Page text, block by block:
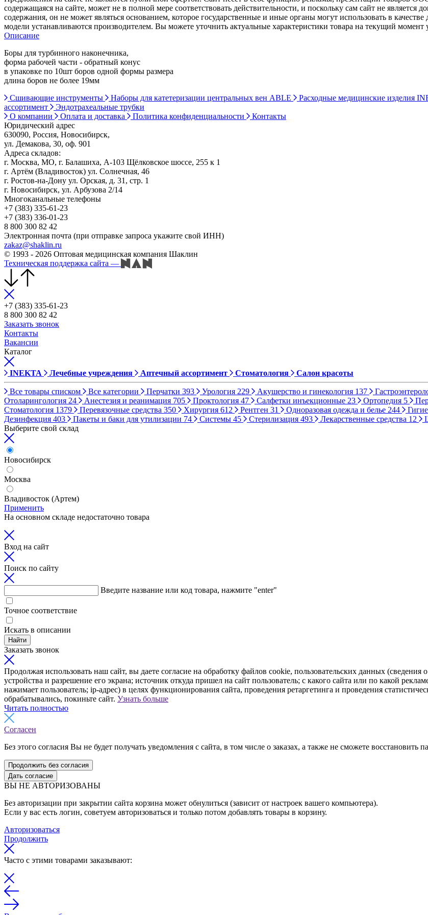
содержащаяся на сайте, может не в полной мере соответствовать действительности, и поскольку сам сайт не
содержания, он не может являться основанием, которое государственные и иные органы могут использовать в
модели устанавливаются производителем. Вы можете уточнить актуальные характеристики товара на текущий момент
Описание
Боры для турбинного наконечника,
форма рабочей части - обратный конус
в упаковке по 10шт боров одной формы размера
длина боров не более 19мм
Сшивающие инструменты
Наборы для катетеризации центральных вен ABLE Расходные медицинские изделия
ассортимент
Эндотрахеальные трубки
О компании
Оплата и доставка Политика конфиденциальности
Контакты
Юридический адрес
630090, Россия, Новосибирск,
ул. Демакова, 30, оф. 901
Адреса складов:
г. Москва, МО, г. Балашиха, А-103 Щёлковское шоссе, 255 к 1
г. Артём (Владивосток) ул. Солнечная, 46
г. Ростов-на-Дону ул. Орская, д. 31, стр. 1
г. Новосибирск, ул. Арбузова 2/14
Многоканальные телефоны
+7 (383) 335-61-23
+7 (383) 336-01-23
8 800 300 82 42
Электронная почта (при отправке запроса укажите свой ИНН)
zakaz@shaklin.ru
© 1993 - 2026 Оптовая медицинская компания Шаклин
Техническая поддержка сайта —
+7 (383) 335-61-23
8 800 300 82 42
Заказать звонок
Контакты
Вакансии
Каталог
INEKTA Лечебные учреждения Аптечный ассортимент Стоматология Салон красоты
Все товары списком Все категории Перчатки 393 Урология 229 Акушерство и гинекология 137
Отоларингология 24 Анестезия и реанимация 705 Проктология 47 Салфетки инъекционные 23 Ортопедия 5
Стоматология 1379 Перевязочные средства 350 Хирургия 612 Рентген 31 Одноразовая одежда и белье 244
Дезинфекция 403 Пакеты и баки для утилизации 74 Системы 45 Стерилизация 493 Лекарственные средства 12
Выберите свой склад
Новосибирск
Москва
Владивосток (Артем)
Применить
На основном складе недостаточно товара
Вход на сайт
Поиск по сайту
Введите название или код товара, нажмите "enter"
Точное соответствие
Искать в описании
Найти
Заказать звонок
Продолжая использовать наш сайт, вы даете согласие на обработку файлов cookie, пользовательских данных
устройства и разрешение его экрана; источник откуда пришел на сайт пользователь; с какого сайта или по какой
нажимает пользователь; ip-адрес) в целях функционирования сайта, проведения ретаргетинга и проведения
обрабатывались, покиньте сайт. Узнать больше
Читать полностью
Согласен
Без этого согласия Вы не будет получать уведомления с сайта, в том числе о заказах, а также не сможете восстановить
Продолжить без согласия
Дать согласие
ВЫ НЕ АВТОРИЗОВАНЫ
Без авторизации при закрытии сайта корзина может обнулиться (зависит от настроек вашего компьютера).
Если у вас есть логин, советуем авторизоваться и только потом добавлять товары в корзину.
Авторизоваться
Продолжить
Часто с этими товарами заказывают: